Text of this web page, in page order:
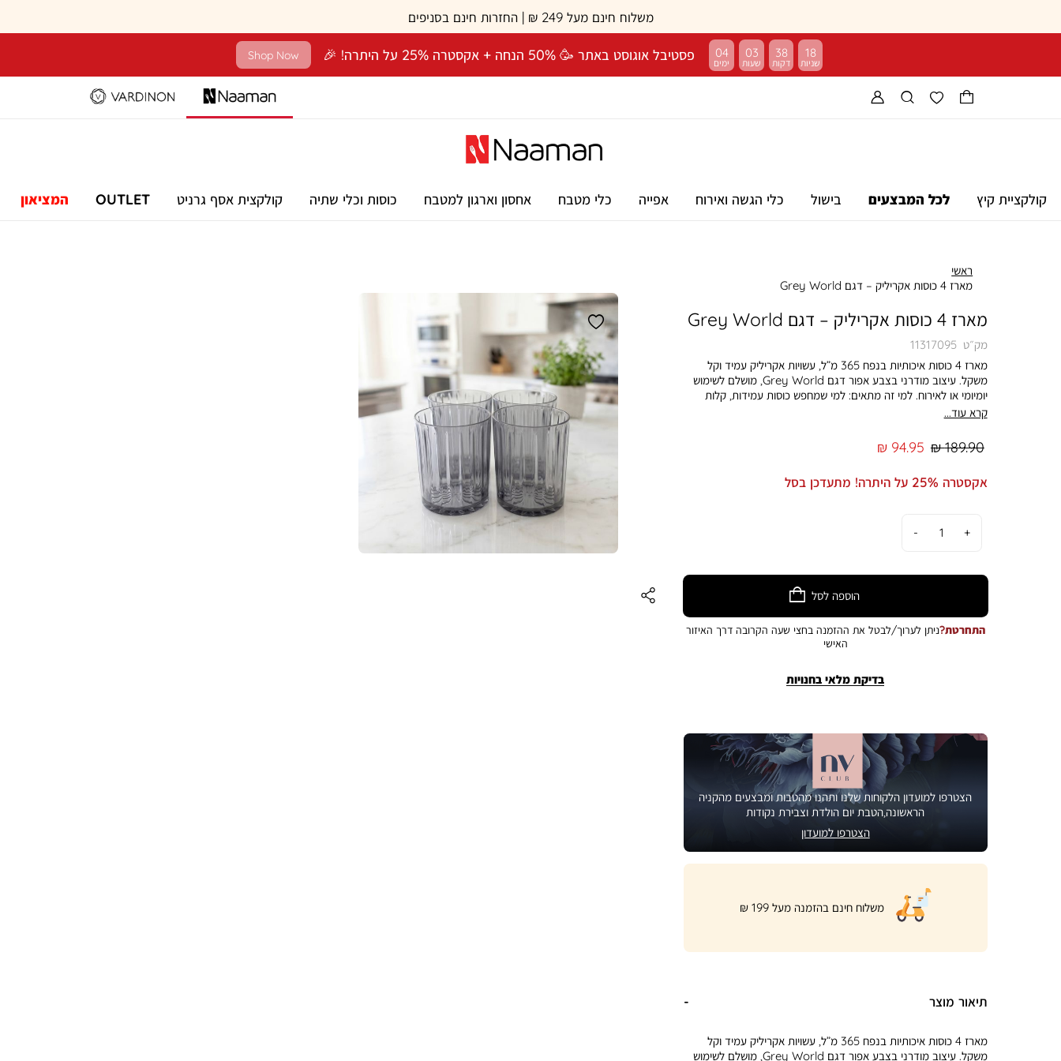
משלוח חינם מעל 249 ₪ | החזרות חינם בסניפים
פסטיבל אוגוסט באתר 🥳 50% הנחה + אקסטרה 25% על היתרה! 🎉 Shop Now 04 03 38 17
קולקציית קיץ לכל המבצעים בישול כלי הגשה ואירוח אפייה כלי מטבח אחסון וארגון למטבח כוסות וכלי שתיה קולקצית אסף גרניט OUTLET המציאון
ראשי
מארז 4 כוסות אקריליק – דגם Grey World
מארז 4 כוסות אקריליק – דגם Grey World
מק״ט 11317095
מארז 4 כוסות איכותיות בנפח 365 מ”ל, עשויות אקריליק עמיד וקל
משקל. עיצוב מודרני בצבע אפור דגם Grey World, מושלם לשימוש
יומיומי או לאירוח. למי זה מתאים: למי שמחפש כוסות עמידות, קלות
לניקוי ובעלות מראה אלגנטי לשולחן היומיומי או לאירועים. יתרונות
תואמות לשימוש משפחתי או חברתי. קל לניקוי, שומר על מראה חדש
להמחשה בלבד. הצבע במציאות עשוי להיות שונה מהמוצג בתמונה
קרא עוד...
מחיר
94.95 ₪
מחיר
189.90 ₪
אקסטרה 25% על היתרה! מתעדכן בסל
הוספה לסל
התחרטת?ניתן לערוך/לבטל את ההזמנה בחצי שעה הקרובה דרך האיזור
האישי
בדיקת מלאי בחנויות
הצטרפו למועדון הלקוחות שלנו ותהנו מהטבות ומבצעים מהקניה
הראשונה,הטבת יום הולדת וצבירת נקודות
הצטרפו למועדון
|
product
page
banner
משלוח חינם בהזמנה מעל 199 ₪
תיאור מוצר
מארז 4 כוסות איכותיות בנפח 365 מ”ל, עשויות אקריליק עמיד וקל
משקל. עיצוב מודרני בצבע אפור דגם Grey World, מושלם לשימוש